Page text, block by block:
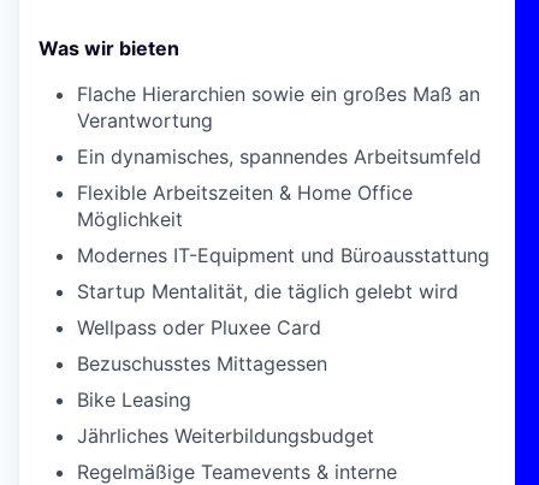
Was wir bieten
Flache Hierarchien sowie ein großes Maß an
Verantwortung
Ein dynamisches, spannendes Arbeitsumfeld
Flexible Arbeitszeiten & Home Office
Möglichkeit
Modernes IT-Equipment und Büroausstattung
Startup Mentalität, die täglich gelebt wird
Wellpass oder Pluxee Card
Bezuschusstes Mittagessen
Bike Leasing
Jährliches Weiterbildungsbudget
Regelmäßige Teamevents & interne